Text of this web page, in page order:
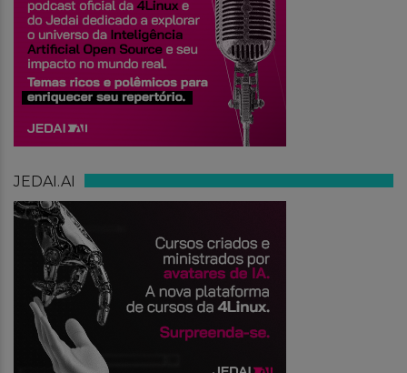
JEDAI.AI